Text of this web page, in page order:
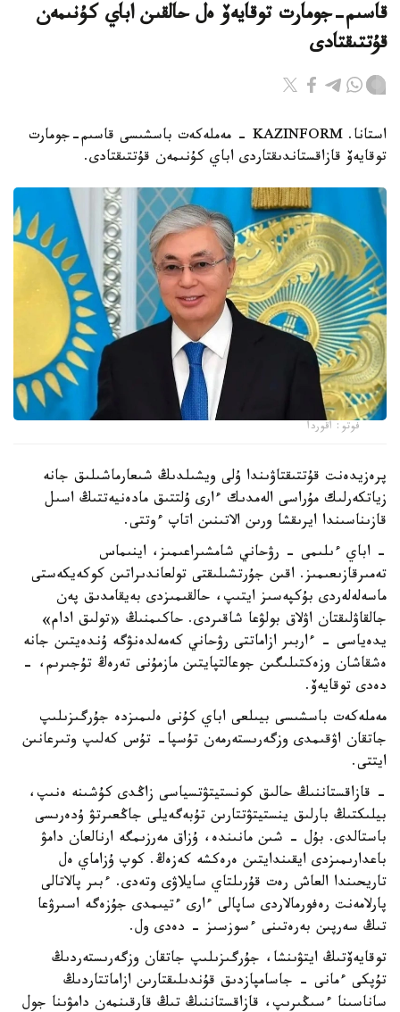
قاسىم-جومارت توقايەۆ ەل حالقىن اباي كۇنىمەن
قۇتتىقتادى
استانا. KAZINFORM - مەملەكەت باسشىسى قاسىم-جومارت
توقايەۆ قازاقستاندىقتاردى اباي كۇنىمەن قۇتتىقتادى.
فوتو: اقوردا
پرەزيدەنت قۇتتىقتاۋىندا ۇلى ويشىلدىڭ شىعارماشىلىق جانە
زياتكەرلىك مۇراسى الەمدىك ءارى ۇلتتىق مادەنيەتتىڭ اسىل
قازىناسىندا ايرىقشا ورىن الاتىنىن اتاپ ءوتتى.
- اباي ءىلىمى - رۋحاني شامشىراعىمىز، اينىماس
تەمىرقازىعىمىز. اقىن جۇرتشىلىقتى تولعاندىراتىن كوكەيكەستى
ماسەلەلەردى بۇكپەسىز ايتىپ، حالقىمىزدى بەيقامدىق پەن
جالقاۋلىقتان اۋلاق بولۋعا شاقىردى. حاكىمنىڭ «تولىق ادام»
يدەياسى - ءاربىر ازاماتتى رۋحاني كەمەلدەنۋگە ۇندەيتىن جانە
ەشقاشان وزەكتىلىگىن جوعالتپايتىن مازمۇنى تەرەڭ تۇجىرىم، -
دەدى توقايەۆ.
مەملەكەت باسشىسى بيىلعى اباي كۇنى ەلىمىزدە جۇرگىزىلىپ
جاتقان اۋقىمدى وزگەرىستەرمەن تۇسپا- تۇس كەلىپ وتىرعانىن
ايتتى.
- قازاقستاننىڭ حالىق كونستيتۋتسياسى زاڭدى كۇشىنە ەنىپ،
بيلىكتىڭ بارلىق ينستيتۋتتارىن تۇبەگەيلى جاڭعىرتۋ ۇدەرىسى
باستالدى. بۇل - شىن مانىندە، ۇزاق مەرزىمگە ارنالعان دامۋ
باعدارىمىزدى ايقىندايتىن ەرەكشە كەزەڭ. كوپ ۇزاماي ەل
تاريحىندا العاش رەت قۇرىلتاي سايلاۋى وتەدى. ءبىر پالاتالى
پارلامەنت رەفورمالاردى ساپالى ءارى ءتيىمدى جۇزەگە اسىرۋعا
تىڭ سەرپىن بەرەتىنى ءسوزسىز - دەدى ول.
توقايەۆتىڭ ايتۋىنشا، جۇرگىزىلىپ جاتقان وزگەرىستەردىڭ
تۇپكى ءمانى - جاسامپازدىق قۇندىلىقتارىن ازاماتتاردىڭ
ساناسىنا ءسىڭىرىپ، قازاقستاننىڭ تىڭ قارقىنمەن دامۋىنا جول